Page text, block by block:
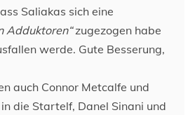
Saliakas sich eine
Adduktoren“zugezogen habe
werde. Gute Besserung,
auch Connor Metcalfe und
die Startelf, Danel Sinani und